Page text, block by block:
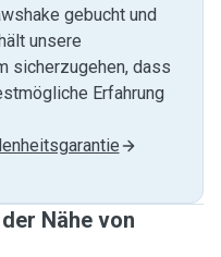
gebucht und
unsere
sicherzugehen, dass
Erfahrung
Nähe von